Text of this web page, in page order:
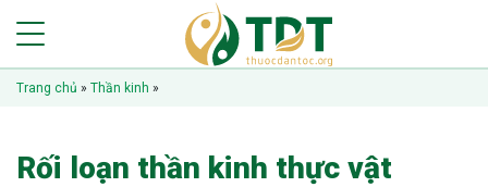
Trang chủ » Thần kinh »
Rối loạn thần kinh thực vật